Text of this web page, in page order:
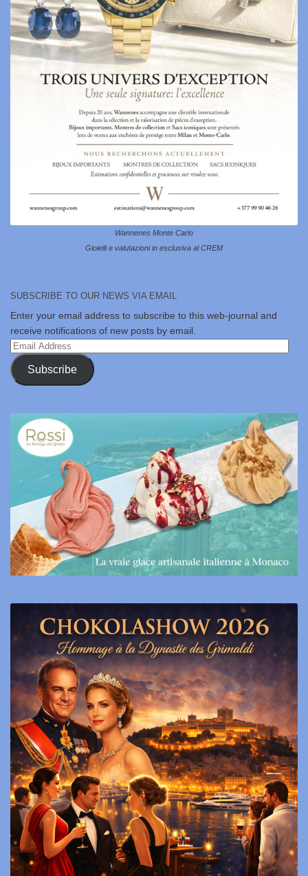
Wannenes Monte Carlo
Gioielli e valutazioni in esclusiva al CREM
SUBSCRIBE TO OUR NEWS VIA EMAIL
Enter your email address to subscribe to this web-journal and
receive notifications of new posts by email.
Email
Address
Subscribe